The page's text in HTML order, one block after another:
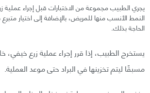
يجري الطبيب مجموعة من الاختبارات قبل إجراء عملية
النمط الأنسب منها للمريض، بالإضافة إلى اختيار
الحاجة بذلك.
يستخرج الطبيب، إذا قرر إجراء عملية زرع خيفي،
مسبقًا ليتم تخزينها في البراد حتى موعد العملية.